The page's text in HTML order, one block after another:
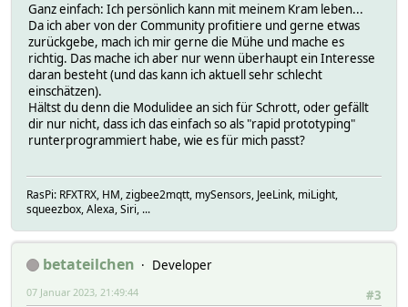
Ganz einfach: Ich persönlich kann mit meinem Kram leben...
Da ich aber von der Community profitiere und gerne etwas
zurückgebe, mach ich mir gerne die Mühe und mache es
richtig. Das mache ich aber nur wenn überhaupt ein Interesse
daran besteht (und das kann ich aktuell sehr schlecht
einschätzen).
Hältst du denn die Modulidee an sich für Schrott, oder gefällt
dir nur nicht, dass ich das einfach so als "rapid prototyping"
runterprogrammiert habe, wie es für mich passt?
RasPi: RFXTRX, HM, zigbee2mqtt, mySensors, JeeLink, miLight,
squeezbox, Alexa, Siri, ...
betateilchen
Developer
#3
07 Januar 2023, 21:49:44